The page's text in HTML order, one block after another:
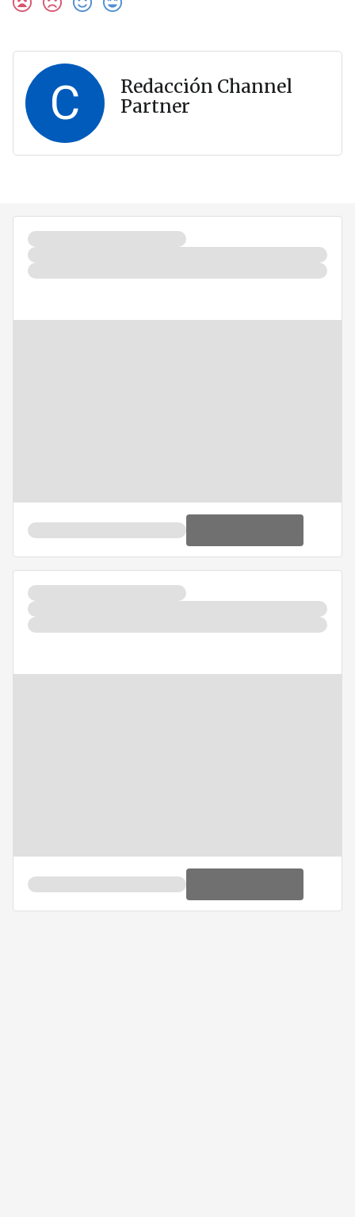
C
Redacción Channel
Partner